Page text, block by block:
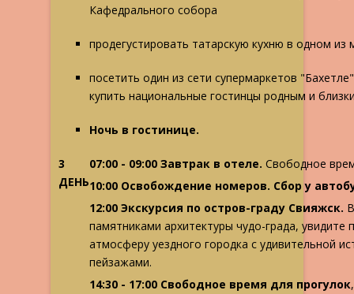
Кафедрального собора
продегустировать татарскую кухню в одном
посетить один из сети супермаркетов
купить национальные гостинцы родным и
Ночь в гостинице.
3
ДЕНЬ
07:00 - 09:00 Завтрак в отеле. Свободное
10:00 Освобождение номеров. Сбор у
12:00 Экскурсия по остров-граду Свияжск.
памятниками архитектуры чудо-града,
атмосферу уездного городка с удивительной
пейзажами.
14:30 - 17:00 Свободное время для прогулок